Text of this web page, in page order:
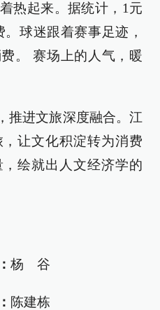
热起来。据统计，1元
球迷跟着赛事足迹，
。 赛场上的人气，暖
推进文旅深度融合。江
让文化积淀转为消费
绘就出人文经济学的
杨 谷
陈建栋